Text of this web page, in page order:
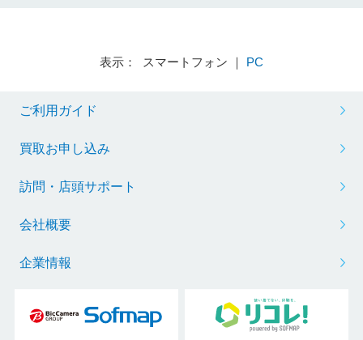
表示： スマートフォン ｜ PC
ご利用ガイド
買取お申し込み
訪問・店頭サポート
会社概要
企業情報